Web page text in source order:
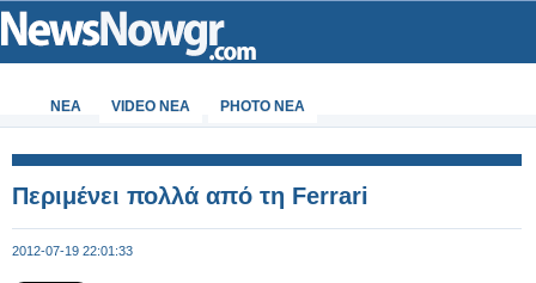
ΝΕΑ VIDEO NEA PHOTO NEA
Περιμένει πολλά από τη Ferrari
2012-07-19 22:01:33